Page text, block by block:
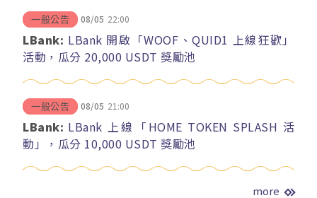
一般公告 08/05 22:00
LBank: LBank 開啟「WOOF、QUID1 上線狂歡」
活動，瓜分 20,000 USDT 獎勵池
一般公告 08/05 21:00
LBank: LBank 上線「HOME TOKEN SPLASH 活
動」，瓜分 10,000 USDT 獎勵池
more